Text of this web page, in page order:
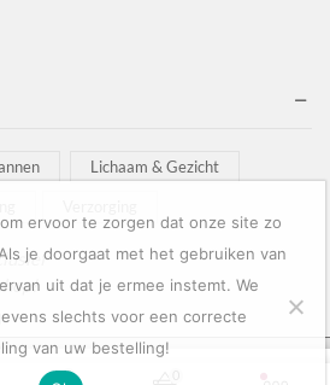
Lichaam & Gezicht
© 2022Salon Goederen
0
ervoor te zorgen dat onze site zo
je doorgaat met het gebruiken van
uit dat je ermee instemt. We
slechts voor een correcte
van uw bestelling!